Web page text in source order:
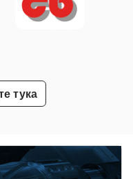
тука